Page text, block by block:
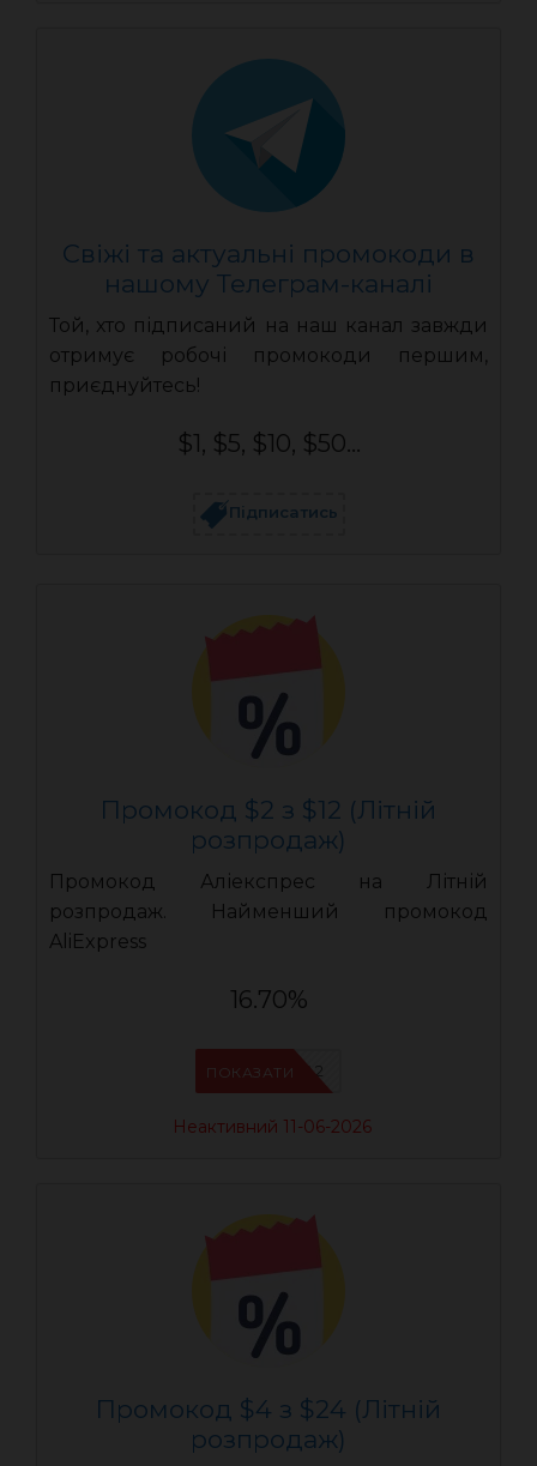
Свіжі та актуальні промокоди в
нашому Телеграм-каналі
Той, хто підписаний на наш канал завжди
отримує робочі промокоди першим,
приєднуйтесь!
$1, $5, $10, $50...
Підписатись
Промокод $2 з $12 (Літній
розпродаж)
Промокод Аліекспрес на Літній
розпродаж. Найменший промокод
AliExpress
16.70%
AEUA2
ПОКАЗАТИ
Неактивний 11-06-2026
Промокод $4 з $24 (Літній
розпродаж)